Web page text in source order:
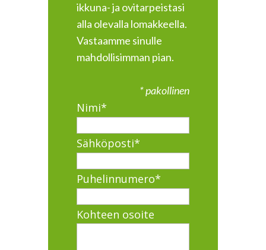
ikkuna- ja ovitarpeistasi
alla olevalla lomakkeella.
Vastaamme sinulle
mahdollisimman pian.
* pakollinen
Nimi*
Sähköposti*
Puhelinnumero*
Kohteen osoite